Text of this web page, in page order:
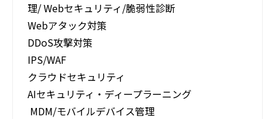
理/ Webセキュリティ/脆弱性診断​
Webアタック対策​
DDoS攻撃対策​
IPS/WAF​
クラウドセキュリティ
AIセキュリティ・ディープラーニング
MDM/モバイルデバイス管理